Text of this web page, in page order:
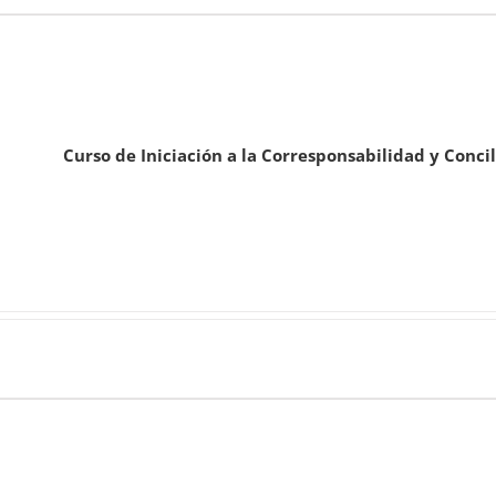
Curso de Iniciación a la Corresponsabilidad y